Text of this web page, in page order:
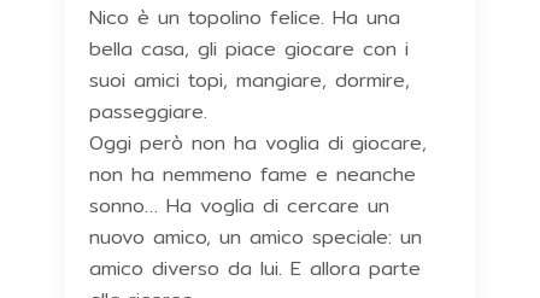
Nico è un topolino felice. Ha una
bella casa, gli piace giocare con i
suoi amici topi, mangiare, dormire,
passeggiare.
Oggi però non ha voglia di giocare,
non ha nemmeno fame e neanche
sonno… Ha voglia di cercare un
nuovo amico, un amico speciale: un
amico diverso da lui. E allora parte